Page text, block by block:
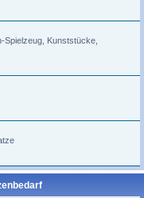
Spielzeug, Kunststücke,